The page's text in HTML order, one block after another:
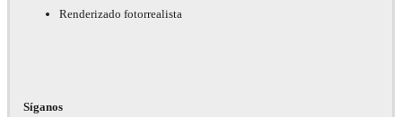
Renderizado fotorrealista
Síganos